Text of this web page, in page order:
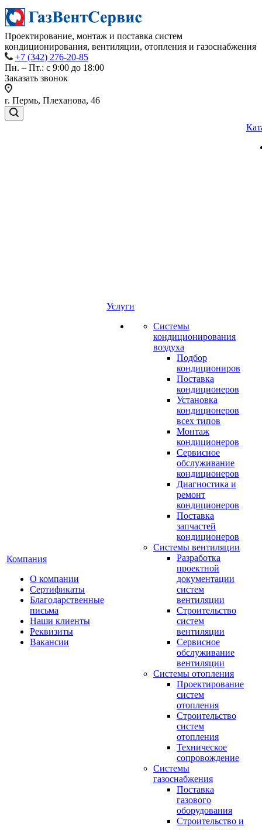
Проектирование, монтаж и поставка систем
кондиционирования, вентиляции, отопления и газоснабжения
+7 (342) 276-20-85
Пн. – Пт.: с 9:00 до 18:00
Заказать звонок
г. Пермь, Плеханова, 46
Компания
О компании
Сертификаты
Благодарственные
письма
Наши клиенты
Реквизиты
Вакансии
Услуги
Системы
кондиционирования
воздуха
Подбор
кондициониров
Поставка
кондиционеров
Установка
кондиционеров
всех типов
Монтаж
кондиционеров
Сервисное
обслуживание
кондиционеров
Диагностика и
ремонт
кондиционеров
Поставка
запчастей
кондиционеров
Системы вентиляции
Разработка
проектной
документации
систем
вентиляции
Строительство
систем
вентиляции
Сервисное
обслуживание
вентиляции
Системы отопления
Проектирование
систем
отопления
Строительство
систем
отопления
Техническое
сопровождение
Системы
газоснабжения
Поставка
газового
оборудования
Строительство и